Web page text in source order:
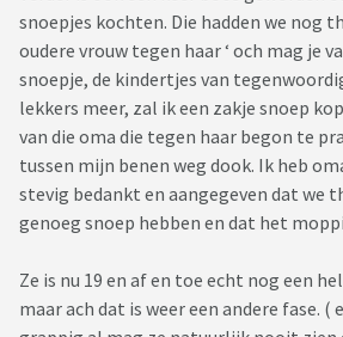
snoepjes kochten. Die hadden we nog
oudere vrouw tegen haar ‘ och mag je
snoepje, de kindertjes van
lekkers meer, zal ik een zakje snoep
van die oma die tegen haar begon te
tussen mijn benen weg dook. Ik heb
stevig bedankt en aangegeven dat we
genoeg snoep hebben en dat het
Ze is nu 19 en af en toe echt nog een
maar ach dat is weer een andere fase. (